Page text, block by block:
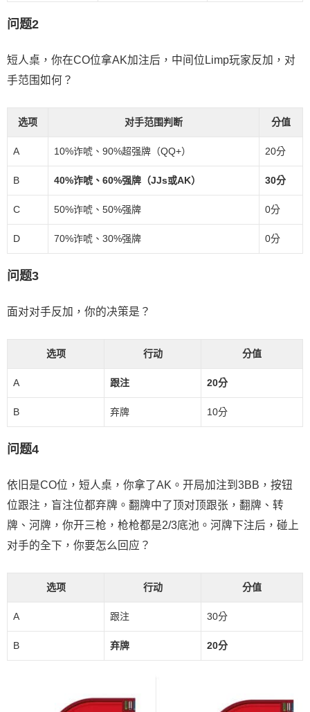
问题2
短人桌，你在CO位拿AK加注后，中间位Limp玩家反加，对
手范围如何？
选项 对手范围判断 分值
A 10%诈唬、90%超强牌（QQ+） 20分
B 40%诈唬、60%强牌（JJs或AK） 30分
C 50%诈唬、50%强牌 0分
D 70%诈唬、30%强牌 0分
问题3
面对对手反加，你的决策是？
选项 行动 分值
A 跟注 20分
B 弃牌 10分
问题4
依旧是CO位，短人桌，你拿了AK。开局加注到3BB，按钮
位跟注，盲注位都弃牌。翻牌中了顶对顶跟张，翻牌、转
牌、河牌，你开三枪，枪枪都是2/3底池。河牌下注后，碰上
对手的全下，你要怎么回应？
选项 行动 分值
A 跟注 30分
B 弃牌 20分